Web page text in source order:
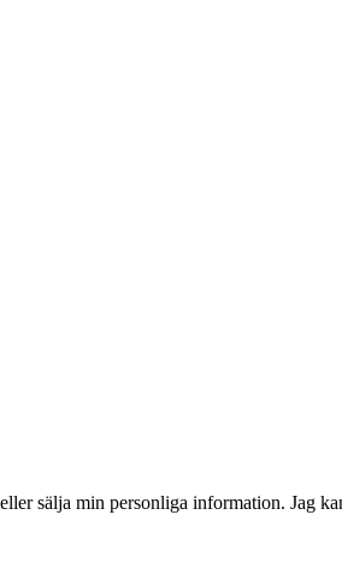
sälja min personliga information. Jag